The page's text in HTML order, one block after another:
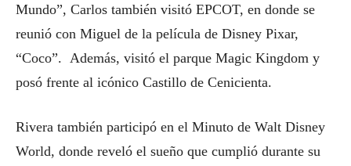
Mundo”, Carlos también visitó EPCOT, en donde se
reunió con Miguel de la película de Disney Pixar,
“Coco”. Además, visitó el parque Magic Kingdom y
posó frente al icónico Castillo de Cenicienta.
Rivera también participó en el Minuto de Walt Disney
World, donde reveló el sueño que cumplió durante su